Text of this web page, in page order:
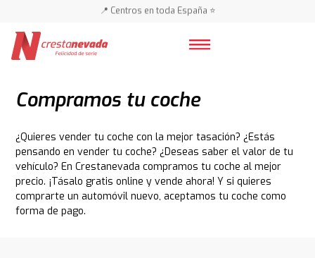
📍 Centros en toda España ⭐
📍 Centros en toda España ⭐
Compramos tu coche
¿Quieres vender tu coche con la mejor tasación? ¿Estás
pensando en vender tu coche? ¿Deseas saber el valor de tu
vehículo? En Crestanevada compramos tu coche al mejor
precio. ¡Tásalo gratis online y vende ahora! Y si quieres
comprarte un automóvil nuevo, aceptamos tu coche como
forma de pago.